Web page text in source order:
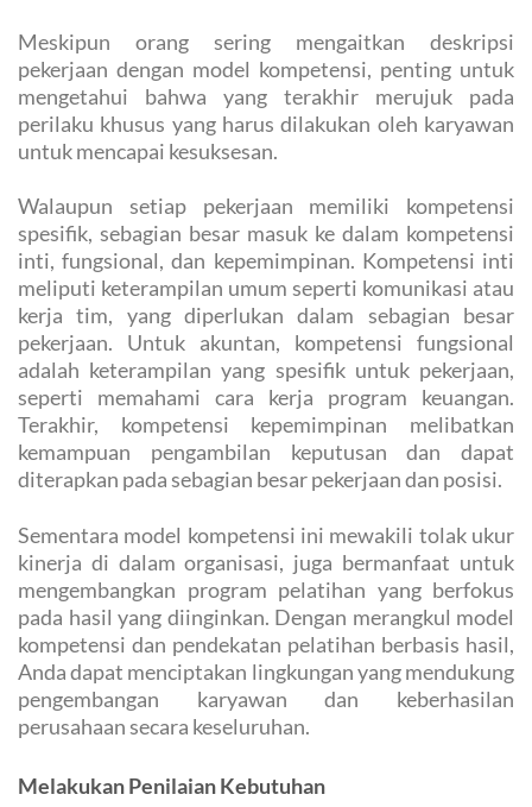
Meskipun orang sering mengaitkan deskripsi
pekerjaan dengan model kompetensi, penting untuk
mengetahui bahwa yang terakhir merujuk pada
perilaku khusus yang harus dilakukan oleh karyawan
untuk mencapai kesuksesan.
Walaupun setiap pekerjaan memiliki kompetensi
spesifik, sebagian besar masuk ke dalam kompetensi
inti, fungsional, dan kepemimpinan. Kompetensi inti
meliputi keterampilan umum seperti komunikasi atau
kerja tim, yang diperlukan dalam sebagian besar
pekerjaan. Untuk akuntan, kompetensi fungsional
adalah keterampilan yang spesifik untuk pekerjaan,
seperti memahami cara kerja program keuangan.
Terakhir, kompetensi kepemimpinan melibatkan
kemampuan pengambilan keputusan dan dapat
diterapkan pada sebagian besar pekerjaan dan posisi.
Sementara model kompetensi ini mewakili tolak ukur
kinerja di dalam organisasi, juga bermanfaat untuk
mengembangkan program pelatihan yang berfokus
pada hasil yang diinginkan. Dengan merangkul model
kompetensi dan pendekatan pelatihan berbasis hasil,
Anda dapat menciptakan lingkungan yang mendukung
pengembangan karyawan dan keberhasilan
perusahaan secara keseluruhan.
Melakukan Penilaian Kebutuhan